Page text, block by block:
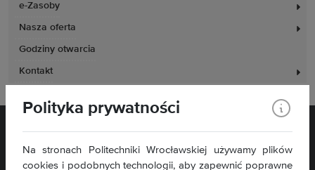
e-Zasoby
Nasza oferta
Godziny otwarcia
Kontakt
Polityka prywatności
Na stronach Politechniki Wrocławskiej używamy plików
cookies i podobnych technologii, aby zapewnić poprawne